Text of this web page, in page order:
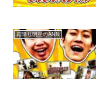
霜降り明星のANN